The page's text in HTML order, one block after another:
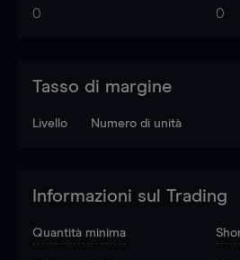
0 0
Tasso di margine
Livello Numero di unità
Informazioni sul Trading
Quantità minima